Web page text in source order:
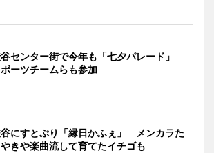
センター街で今年も「七夕パレード」
ポーツチームらも参加
にすとぷり「縁日かふぇ」 メンカラた
きや楽曲流して育てたイチゴも